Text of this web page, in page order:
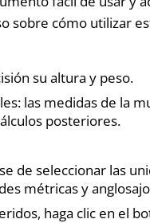
sobre cómo utilizar
su altura y peso.
las medidas de la
posteriores.
de seleccionar las
métricas y
haga clic en el